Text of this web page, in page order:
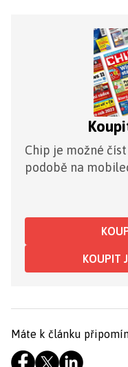
Chip je možné
podobě na
KOUPIT
Máte k článku